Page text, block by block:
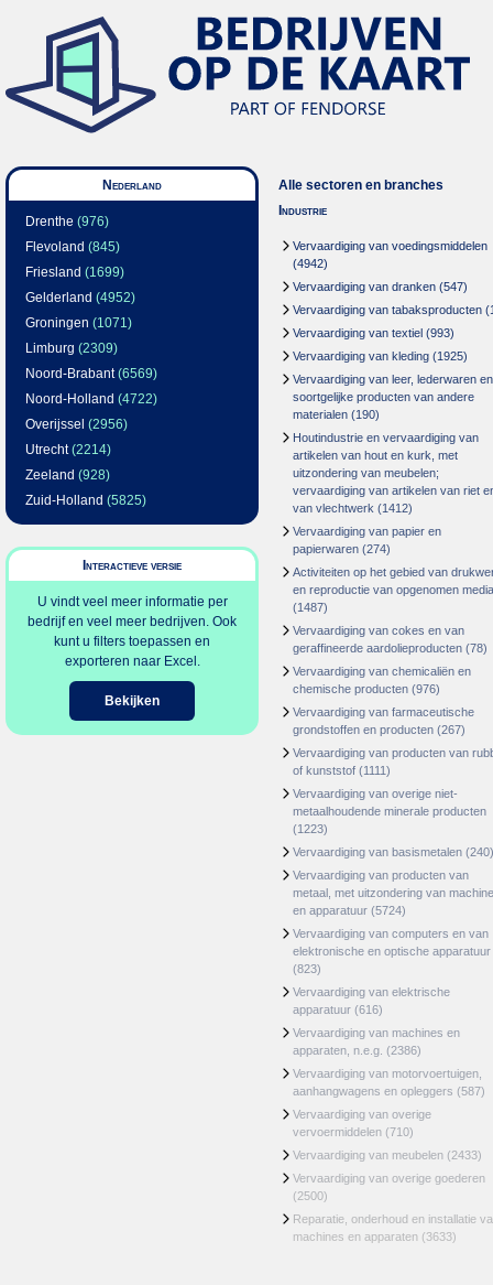
Nederland
Drenthe (976)
Flevoland (845)
Friesland (1699)
Gelderland (4952)
Groningen (1071)
Limburg (2309)
Noord-Brabant(6569)
Noord-Holland (4722)
Overijssel (2956)
Utrecht(2214)
Zeeland (928)
Zuid-Holland (5825)
Interactieve versie
U vindt veel meer informatie per
bedrijf en veel meer bedrijven. Ook
kunt u filters toepassen en
exporteren naar Excel.
Bekijken
Alle sectoren en branches
Industrie
Vervaardiging van voedingsmiddelen
(4942)
Vervaardiging van dranken (547)
Vervaardiging van tabaksproducten
Vervaardiging van textiel (993)
Vervaardiging van kleding (1925)
Vervaardiging van leer, lederwaren en
soortgelijke producten van andere
materialen (190)
Houtindustrie en vervaardiging van
artikelen van hout en kurk, met
uitzondering van meubelen;
vervaardiging van artikelen van riet
van vlechtwerk (1412)
Vervaardiging van papier en
papierwaren (274)
Activiteiten op het gebied van
en reproductie van opgenomen media
(1487)
Vervaardiging van cokes en van
geraffineerde aardolieproducten (78)
Vervaardiging van chemicaliën en
chemische producten (976)
Vervaardiging van farmaceutische
grondstoffen en producten (267)
Vervaardiging van producten van
of kunststof (1111)
Vervaardiging van overige niet-
metaalhoudende minerale producten
(1223)
Vervaardiging van basismetalen (240)
Vervaardiging van producten van
metaal, met uitzondering van
en apparatuur (5724)
Vervaardiging van computers en van
elektronische en optische apparatuur
(823)
Vervaardiging van elektrische
apparatuur (616)
Vervaardiging van machines en
apparaten, n.e.g. (2386)
Vervaardiging van motorvoertuigen,
aanhangwagens en opleggers (587)
Vervaardiging van overige
vervoermiddelen (710)
Vervaardiging van meubelen (2433)
Vervaardiging van overige goederen
(2500)
Reparatie, onderhoud en installatie
machines en apparaten (3633)